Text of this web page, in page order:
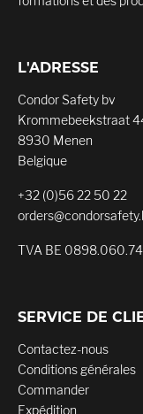
L'ADRESSE
Condor Safety bv
Krommebeekstraat
8930 Menen
Belgique
+32 (0)56 22 50 22
TVA BE
SERVICE DE
Contactez-nous
Conditions générales
Commander
Expédition